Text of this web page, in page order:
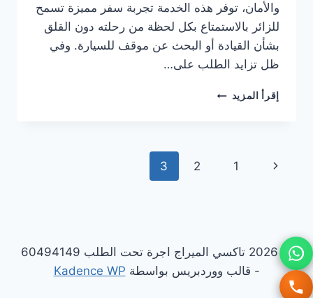
والأمان، توفر هذه الخدمة تجربة سفر مميزة تسمح
للزائر بالاستمتاع بكل لحظة من رحلته دون القلق
بشأن القيادة أو البحث عن موقف للسيارة. وفي
ظل تزايد الطلب على…
إقرأ المزيد تاكسي
الدولة
تنقلالصفحة
1
2
3
© 2026 تاكسي الميراج اجرة تحت الطلب 60494149
- قالب ووردبريس بواسطة Kadence WP